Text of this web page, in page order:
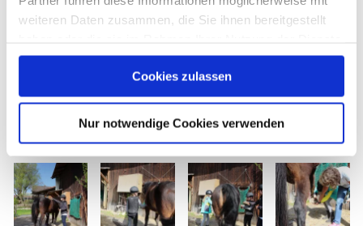
weiteren Daten zusammen, die Sie ihnen bereitgestellt
gesammelt haben. Sie geben Einwilligung zu unseren
Cookies, wenn Sie unsere Webseite weiterhin nutzen.
Cookies zulassen
Nur notwendige Cookies verwenden